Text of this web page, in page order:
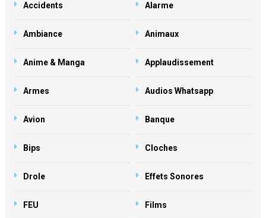
Accidents Alarme
Ambiance Animaux
Anime & Manga Applaudissement
Armes Audios Whatsapp
Avion Banque
Bips Cloches
Drole Effets Sonores
FEU Films